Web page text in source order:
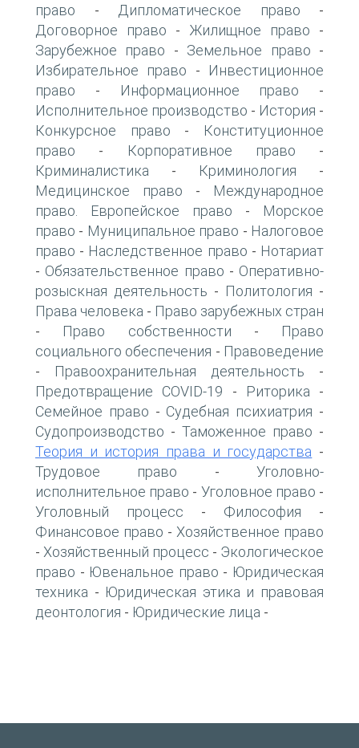
право - Дипломатическое право -
Договорное право - Жилищное право -
Зарубежное право - Земельное право -
Избирательное право -
Инвестиционное
право - Информационное право -
Исполнительное производство - История -
Конкурсное право -
Конституционное
право - Корпоративное право -
Криминалистика - Криминология -
Медицинское право -
Международное
право. Европейское право -
Морское
право - Муниципальное право - Налоговое
право - Наследственное право - Нотариат
- Обязательственное право - Оперативно-
розыскная деятельность - Политология -
Права человека - Право зарубежных стран
- Право собственности -
Право
социального обеспечения - Правоведение
- Правоохранительная деятельность -
Предотвращение COVID-19 - Риторика -
Семейное право - Судебная психиатрия -
Судопроизводство - Таможенное право -
Теория и история права и государства -
Трудовое право -Уголовно-
исполнительное право - Уголовное право -
Уголовный процесс - Философия -
Финансовое право - Хозяйственное право
- Хозяйственный процесс - Экологическое
право - Ювенальное право - Юридическая
техника - Юридическая этика и правовая
деонтология - Юридические лица -